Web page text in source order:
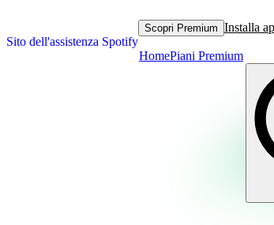
Sito dell'assistenza Spotify
Scopri Premium Installa
HomePiani Premium